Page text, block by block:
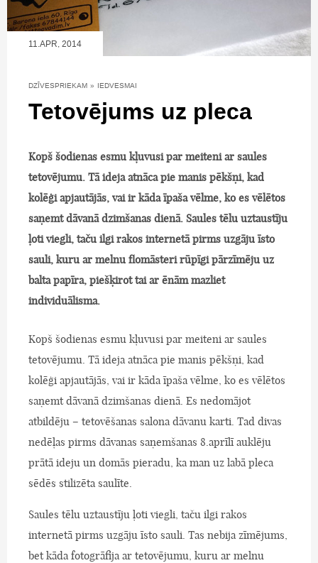
11.APR, 2014
DZĪVESPRIEKAM » IEDVESMAI
Tetovējums uz pleca
Kopš šodienas esmu kļuvusi par meiteni ar saules
tetovējumu. Tā ideja atnāca pie manis pēkšņi, kad
kolēģi apjautājās, vai ir kāda īpaša vēlme, ko es vēlētos
saņemt dāvanā dzimšanas dienā. Saules tēlu uztaustīju
ļoti viegli, taču ilgi rakos internetā pirms uzgāju īsto
sauli, kuru ar melnu flomāsteri rūpīgi pārzīmēju uz
balta papīra, piešķirot tai ar ēnām mazliet
individuālisma.
Kopš šodienas esmu kļuvusi par meiteni ar saules
tetovējumu. Tā ideja atnāca pie manis pēkšņi, kad
kolēģi apjautājās, vai ir kāda īpaša vēlme, ko es vēlētos
saņemt dāvanā dzimšanas dienā. Es nedomājot
atbildēju – tetovēšanas salona dāvanu karti. Tad divas
nedēļas pirms dāvanas saņemšanas 8.aprīlī auklēju
prātā ideju un domās pieradu, ka man uz labā pleca
sēdēs stilizēta saulīte.
Saules tēlu uztaustīju ļoti viegli, taču ilgi rakos
internetā pirms uzgāju īsto sauli. Tas nebija zīmējums,
bet kāda fotogrāfija ar tetovējumu, kuru ar melnu